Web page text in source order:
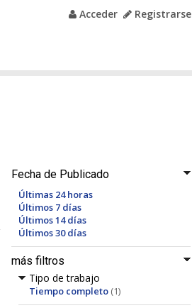
Acceder Registrarse
Fecha de Publicado
Últimas 24 horas
Últimos 7 días
Últimos 14 días
Últimos 30 días
más filtros
Tipo de trabajo
Tiempo completo (1)